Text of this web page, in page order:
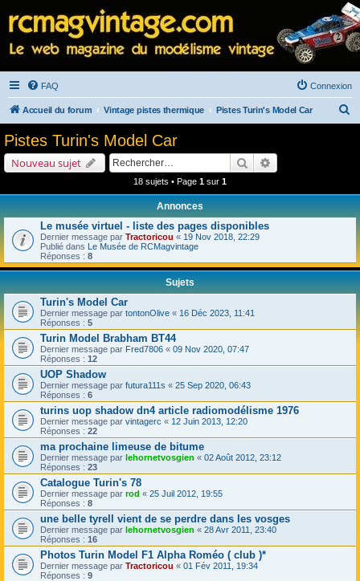
FAQ Connexion
Accueil du forum Vintage pistes thermique Pistes Turin's Model Car
e
Pistes Turin's Model Car
Nouveau sujet Rechercher
18 sujets • Page 1 sur 1
Annonces
Le musée virtuel - liste des pages disponibles
Dernier message par Tractoricou « 19 Nov 2018, 22:29
Publié dans Le Musée de RCMagvintage
Réponses : 8
Sujets
Turin's Model Car
Dernier message par tontonOlive « 16 Déc 2023, 11:41
Réponses : 5
Turin Model Brabham BT44
Dernier message par Fred7806 « 09 Nov 2020, 07:47
Réponses : 12
UOP Shadow
Dernier message par futura111s « 25 Sep 2020, 06:43
Réponses : 6
turins uop shadow dn4 article radiomodélisme 1976
Dernier message par vintagerc « 12 Juin 2013, 12:20
Réponses : 22
ma prochaine limeuse de bitume
Dernier message par lehornetvosgien « 02 Août 2012, 23:12
Réponses : 23
Catalogue Turin's 78
Dernier message par rod « 25 Juil 2012, 19:55
Réponses : 8
une belle tyrell vient de se perdre dans les vosges
Dernier message par lehornetvosgien « 28 Avr 2011, 23:40
Réponses : 16
Photos Turin Model F1 Alpha Roméo ( club )*
Dernier message par Tractoricou « 01 Fév 2011, 19:34
Réponses : 9